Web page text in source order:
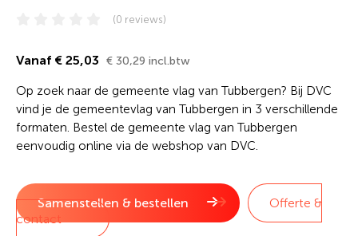
(0 reviews)
Vanaf € 25,03 € 30,29 incl.btw
Op zoek naar de gemeente vlag van Tubbergen? Bij DVC
vind je de gemeentevlag van Tubbergen in 3 verschillende
formaten. Bestel de gemeente vlag van Tubbergen
eenvoudig online via de webshop van DVC.
Samenstellen & bestellen
Offerte &
contact